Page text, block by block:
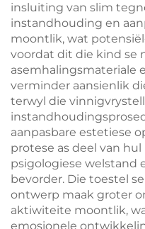
insluiting van slim
instandhouding en
moontlik, wat
voordat dit die kind se
asemhalingsmateriale
verminder aansienlik
terwyl die
aanpasbare estetiese
protese as deel van
psigologiese welstand
bevorder. Die toestel
ontwerp maak groter
aktiwiteite moontlik,
emosionele